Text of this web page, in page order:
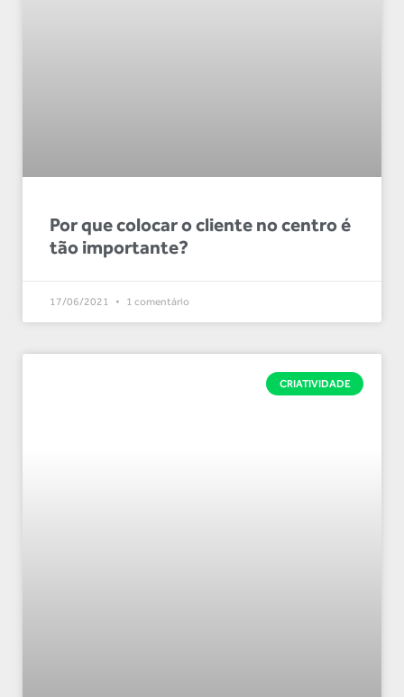
Por que colocar o cliente no centro é
tão importante?
17/06/2021 1 comentário
CRIATIVIDADE